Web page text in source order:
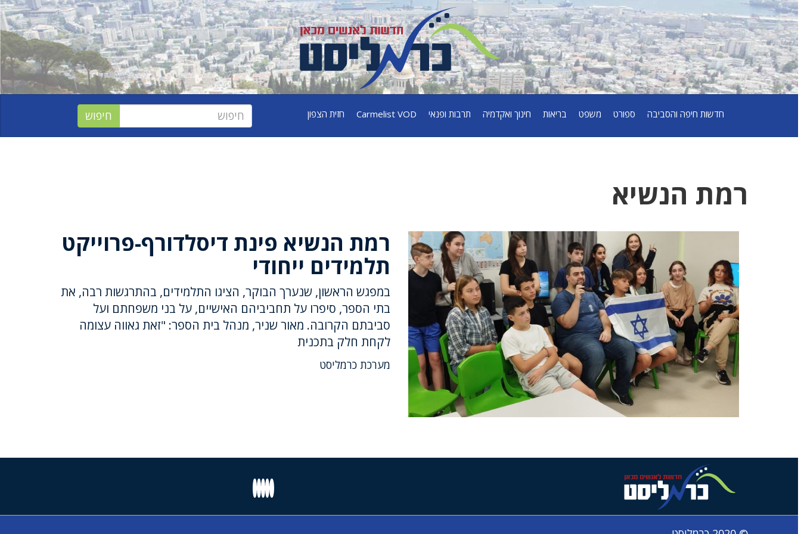
חדשות חיפה והסביבה ספורט משפט בריאות חינוך ואקדמיה תרבות ופנאי Carmelist VOD חזית הצפון
רמת הנשיא
רמת הנשיא פינת דיסלדורף-פרוייקט
תלמידים ייחודי
במפגש הראשון, שנערך הבוקר, הציגו התלמידים, בהתרגשות רבה, את
בתי הספר, סיפרו על תחביביהם האישיים, על בני משפחתם ועל
סביבתם הקרובה. מאור שניר, מנהל בית הספר: "זאת גאווה עצומה
לקחת חלק בתכנית
מערכת כרמליסט